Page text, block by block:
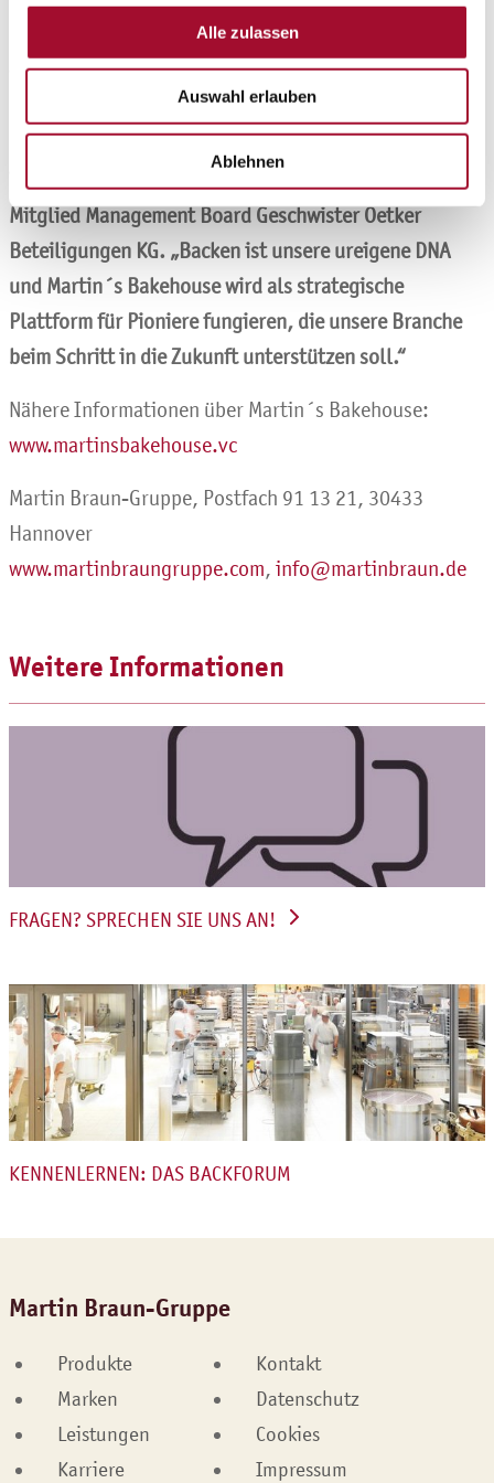
Alle zulassen
Auswahl erlauben
Ablehnen
neuer, alternativer Rohstoff zugelassen wird. Eine
weitere Herausforderung ist, dass die Verbraucher
keine Kompromisse bei Textur und Geschmack
eingehen wollen ", erklärt Dr. Detlev Krüger,
Vorsitzender und CEO der Martin Braun-Gruppe und
Mitglied Management Board Geschwister Oetker
Beteiligungen KG. „Backen ist unsere ureigene DNA
und Martin´s Bakehouse wird als strategische
Plattform für Pioniere fungieren, die unsere Branche
beim Schritt in die Zukunft unterstützen soll.“
Nähere Informationen über Martin´s Bakehouse:
www.martinsbakehouse.vc
Martin Braun-Gruppe, Postfach 91 13 21, 30433
Hannover
www.martinbraungruppe.com, info@martinbraun.de
Weitere Informationen
FRAGEN? SPRECHEN SIE UNS AN!
KENNENLERNEN: DAS BACKFORUM
Martin Braun-Gruppe
Produkte
Kontakt
Marken
Datenschutz
Leistungen
Cookies
Karriere
Impressum